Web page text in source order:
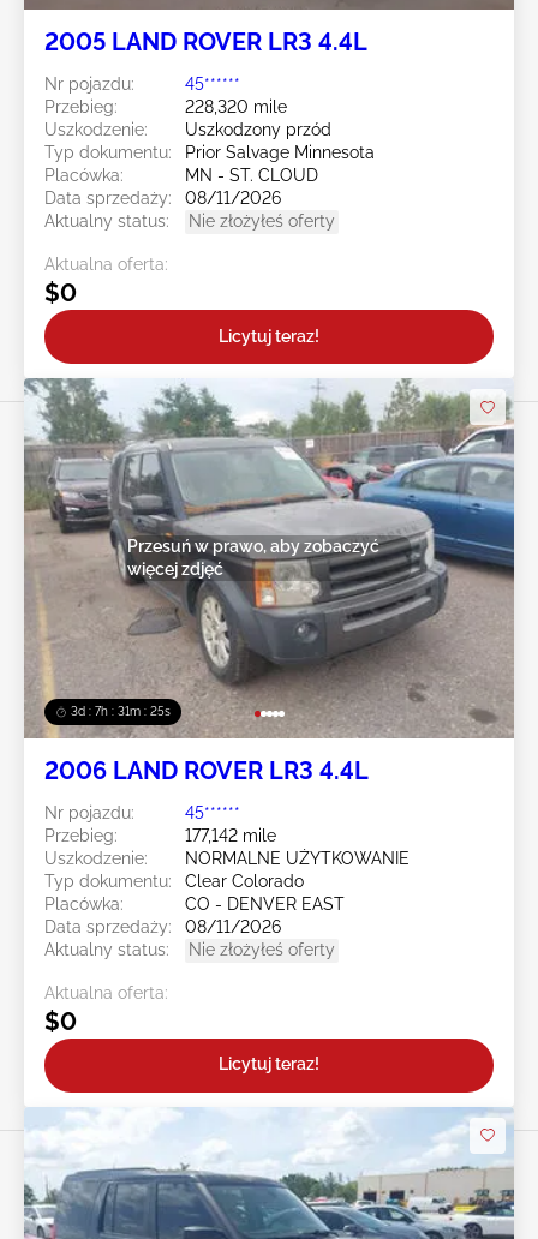
2005 LAND ROVER LR3 4.4L
Nr pojazdu:
45******
Przebieg:
228,320 mile
Uszkodzenie:
Uszkodzony przód
Typ dokumentu:
Prior Salvage Minnesota
Placówka:
MN - ST. CLOUD
Data sprzedaży:
08/11/2026
Aktualny status:
Nie złożyłeś oferty
Aktualna oferta:
$0
Licytuj teraz!
3d : 7h : 31m : 23s
Przesuń w prawo, aby zobaczyć
więcej zdjęć
2006 LAND ROVER LR3 4.4L
Nr pojazdu:
45******
Przebieg:
177,142 mile
Uszkodzenie:
NORMALNE UŻYTKOWANIE
Typ dokumentu:
Clear Colorado
Placówka:
CO - DENVER EAST
Data sprzedaży:
08/11/2026
Aktualny status:
Nie złożyłeś oferty
Aktualna oferta:
$0
Licytuj teraz!